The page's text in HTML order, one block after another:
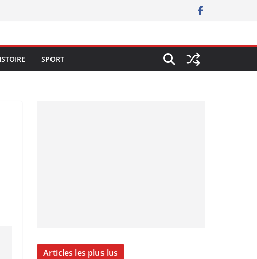
SPORT
Articles les plus lus